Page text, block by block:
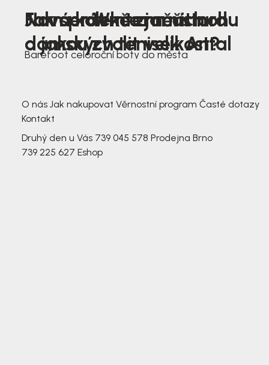
Nová kolekce jarních
dámských tenisek Antal
Jak správně změřit nohu
a jakou zvolit velikost?
Farmer Winter mustard
Barefoot celoroční boty do města
O nás Jak nakupovat Věrnostní program Časté dotazy
Kontakt
Druhý den u Vás 739 045 578 Prodejna Brno
739 225 627 Eshop